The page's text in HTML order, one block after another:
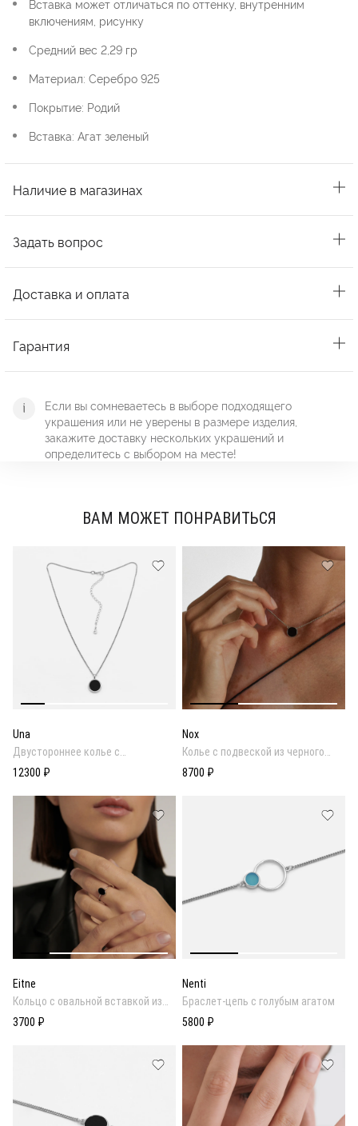
Вставка может отличаться по оттенку, внутренним
включениям, рисунку
Средний вес 2,29 гр
Материал: Серебро 925
Покрытие: Родий
Вставка: Агат зеленый
Наличие в магазинах
Задать вопрос
Доставка и оплата
Гарантия
Если вы сомневаетесь в выборе подходящего
украшения или не уверены в размере изделия,
закажите доставку нескольких украшений и
определитесь с выбором на месте!
ВАМ МОЖЕТ ПОНРАВИТЬСЯ
Una
Двустороннее колье с
перламутром и ониксом
12300 ₽
Nox
Колье с подвеской из черного
оникса
8700 ₽
Eitne
Кольцо с овальной вставкой из
черного оникса
3700 ₽
Nenti
Браслет-цепь с голубым агатом
5800 ₽